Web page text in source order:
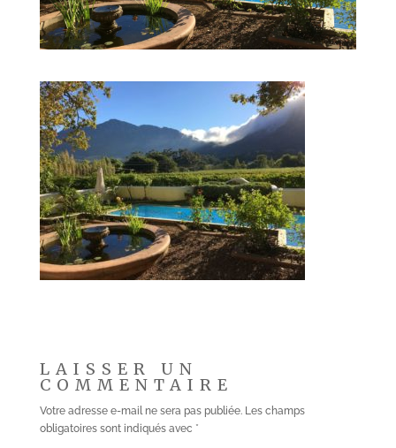
LAISSER UN
COMMENTAIRE
Votre adresse e-mail ne sera pas publiée. Les champs
obligatoires sont indiqués avec *